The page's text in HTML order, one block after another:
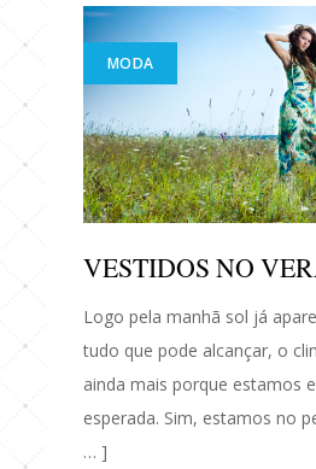
MODA
VESTIDOS NO
Logo pela manhã sol já
tudo que pode alcançar, o
ainda mais porque estamos
esperada. Sim, estamos no
… ]